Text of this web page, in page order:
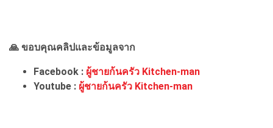
🙏 ขอบคุณคลิปและข้อมูลจาก
Facebook : ผู้ชายก้นครัว Kitchen-man
Youtube : ผู้ชายก้นครัว Kitchen-man